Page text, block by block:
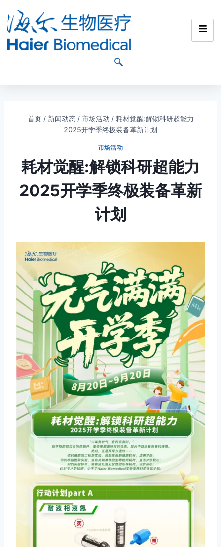
首页 / 新闻动态 / 市场活动 / 耗材觉醒:解锁科研超能力
2025开学季终极装备革新计划
市场活动
耗材觉醒:解锁科研超能力
2025开学季终极装备革新
计划